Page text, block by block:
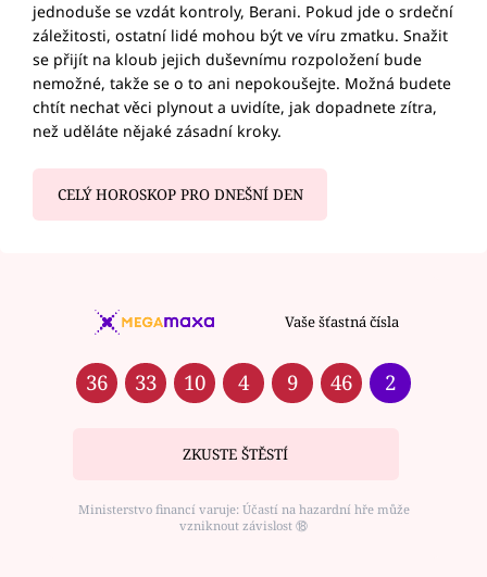
jednoduše se vzdát kontroly, Berani. Pokud jde o srdeční
záležitosti, ostatní lidé mohou být ve víru zmatku. Snažit
se přijít na kloub jejich duševnímu rozpoložení bude
nemožné, takže se o to ani nepokoušejte. Možná budete
chtít nechat věci plynout a uvidíte, jak dopadnete zítra,
než uděláte nějaké zásadní kroky.
CELÝ HOROSKOP PRO DNEŠNÍ DEN
Vaše šťastná čísla
36 33 10 4 9 46 2
ZKUSTE ŠTĚSTÍ
Ministerstvo financí varuje: Účastí na hazardní hře může
vzniknout závislost ⑱